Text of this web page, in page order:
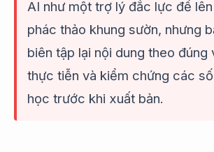
AI như một trợ lý đắc lực để
phác thảo khung sườn, nhưng
biên tập lại nội dung theo đúng
thực tiễn và kiểm chứng các
học trước khi xuất bản.